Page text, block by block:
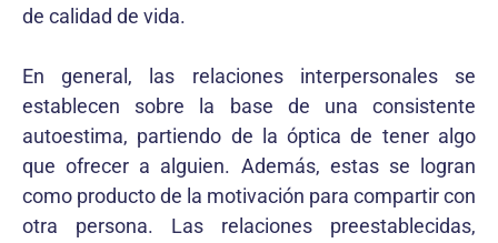
de calidad de vida.
En general, las relaciones interpersonales se
establecen sobre la base de una consistente
autoestima, partiendo de la óptica de tener algo
que ofrecer a alguien. Además, estas se logran
como producto de la motivación para compartir con
otra persona. Las relaciones preestablecidas,